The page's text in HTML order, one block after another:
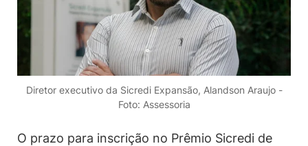
Diretor executivo da Sicredi Expansão, Alandson Araujo -
Foto: Assessoria
O prazo para inscrição no Prêmio Sicredi de